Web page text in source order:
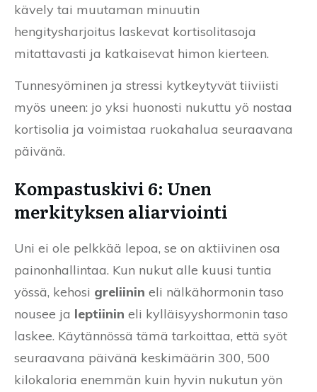
kävely tai muutaman minuutin
hengitysharjoitus laskevat kortisolitasoja
mitattavasti ja katkaisevat himon kierteen.
Tunnesyöminen ja stressi kytkeytyvät tiiviisti
myös uneen: jo yksi huonosti nukuttu yö nostaa
kortisolia ja voimistaa ruokahalua seuraavana
päivänä.
Kompastuskivi 6: Unen
merkityksen aliarviointi
Uni ei ole pelkkää lepoa, se on aktiivinen osa
painonhallintaa. Kun nukut alle kuusi tuntia
yössä, kehosi greliinin eli nälkähormonin taso
nousee ja leptiinin eli kylläisyyshormonin taso
laskee. Käytännössä tämä tarkoittaa, että syöt
seuraavana päivänä keskimäärin 300, 500
kilokaloria enemmän kuin hyvin nukutun yön